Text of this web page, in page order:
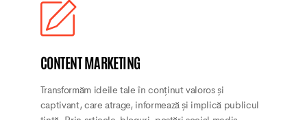
CONTENT MARKETING
Transformăm ideile tale în conținut valoros și
captivant, care atrage, informează și implică publicul